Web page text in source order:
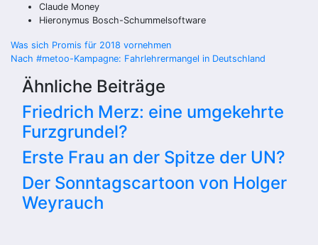
Claude Money
Hieronymus Bosch-Schummelsoftware
Beitragsnavigation
Was sich Promis für 2018 vornehmen
Nach #metoo-Kampagne: Fahrlehrermangel in Deutschland
Ähnliche Beiträge
Friedrich Merz: eine umgekehrte
Furzgrundel?
Erste Frau an der Spitze der UN?
Der Sonntagscartoon von Holger
Weyrauch